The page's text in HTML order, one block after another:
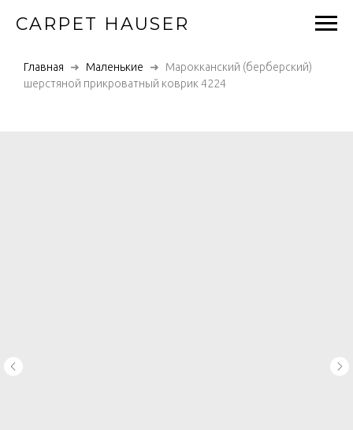
CARPET HAUSER
Главная Маленькие
Марокканский (берберский)
шерстяной прикроватный коврик 4224